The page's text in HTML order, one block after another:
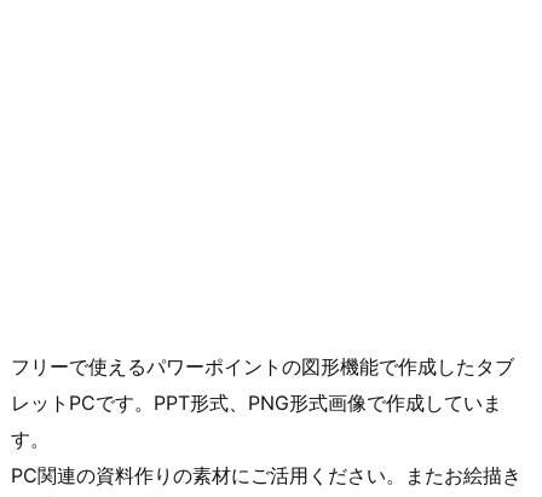
フリーで使えるパワーポイントの図形機能で作成したタブ
レットPCです。PPT形式、PNG形式画像で作成していま
す。
PC関連の資料作りの素材にご活用ください。またお絵描き